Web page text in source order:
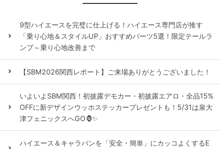
9型ハイエースを完璧に仕上げる！ハイエース専門店が推す
「乗り心地＆スタイルUP」おすすめパーツ5選！限定テールラ
ンプ～乗り心地改善まで
【SBM2026関西レポート】ご来場ありがとうございました！
いよいよSBM関西！初披露デモカー・初披露エアロ・全品15%
OFFに新デザインウッホステッカープレゼントも！5/31は泉大
津フェニックスへGO🦍✨
ハイエース＆キャラバンを「安全・簡単」にカッコよくするE